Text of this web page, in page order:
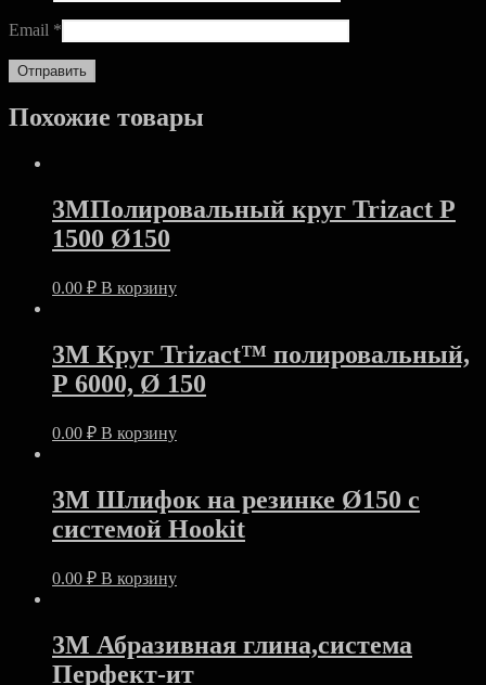
Email *
Похожие товары
3MПолировальный круг Trizact Р
1500 Ø150
0.00 ₽ В корзину
3M Круг Trizact™ полировальный,
Р 6000, Ø 150
0.00 ₽ В корзину
3M Шлифок на резинке Ø150 с
системой Hookit
0.00 ₽ В корзину
3M Абразивная глина,система
Перфект-ит